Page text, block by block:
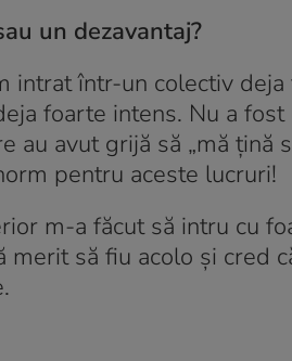
un dezavantaj?
intrat într-un colectiv deja
foarte intens. Nu a fost
au avut grijă să „mă țină
pentru aceste lucruri!
m-a făcut să intru cu
să fiu acolo și cred